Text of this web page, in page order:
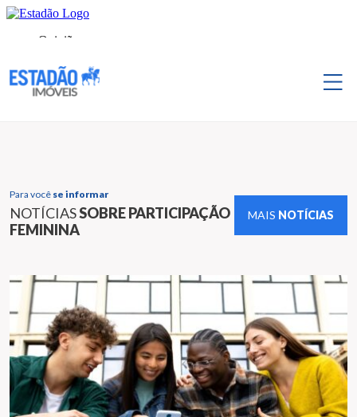
Para você se informar
NOTÍCIASSOBRE PARTICIPAÇÃO
FEMININA
MAIS NOTÍCIAS